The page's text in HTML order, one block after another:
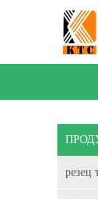
резец